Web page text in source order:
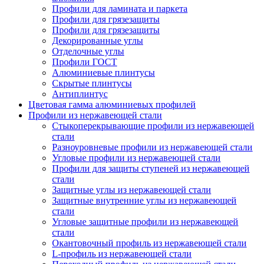
Профили для ламината и паркета
Профили для грязезащиты
Профили для грязезащиты
Декорированные углы
Отделочные углы
Профили ГОСТ
Алюминиевые плинтусы
Скрытые плинтусы
Антиплинтус
Цветовая гамма алюминиевых профилей
Профили из нержавеющей стали
Стыкоперекрывающие профили из нержавеющей
стали
Разноуровневые профили из нержавеющей стали
Угловые профили из нержавеющей стали
Профили для защиты ступеней из нержавеющей
стали
Защитные углы из нержавеющей стали
Защитные внутренние углы из нержавеющей
стали
Угловые защитные профили из нержавеющей
стали
Окантовочный профиль из нержавеющей стали
L-профиль из нержавеющей стали